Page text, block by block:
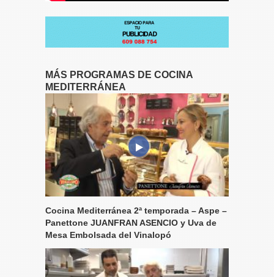
MÁS PROGRAMAS DE COCINA
MEDITERRÁNEA
Cocina Mediterránea 2ª temporada – Aspe –
Panettone JUANFRAN ASENCIO y Uva de
Mesa Embolsada del Vinalopó